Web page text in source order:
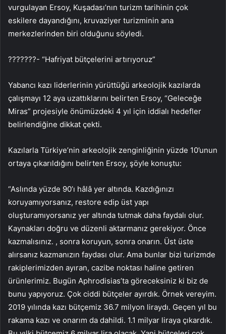
vurgulayan Ersoy, Kuşadası’nın turizm tarihinin çok
eskilere dayandığını, kruvaziyer turizminin ana
merkezlerinden biri olduğunu söyledi.
???????- “Hafriyat bütçelerini artırıyoruz”
Yabancı kazı liderlerinin yürüttüğü arkeolojik kazılarda
çalışmayı 12 aya uzattıklarını belirten Ersoy, “Geleceğe
Miras” projesiyle önümüzdeki 4 yıl için iddialı hedefler
belirlendiğine dikkat çekti.
Kazılarla Türkiye’nin arkeolojik zenginliğinin yüzde 10’unun
ortaya çıkarıldığını belirten Ersoy, şöyle konuştu:
“Aslında yüzde 90’ı hâlâ yer altında. Kazdığınızı
koruyamıyorsanız, restore edip üst yapı
oluşturamıyorsanız yer altında tutmak daha faydalı olur.
Kaynakları doğru ve düzenli aktarmanız gerekiyor. Önce
kazmalısınız. , sonra koruyun, sonra onarın. Üst üste
alırsanız kazmanızın faydası olur. Ama bunlar bizi turizmde
rakiplerimizden ayıran, cazibe noktası haline getiren
ürünlerimiz. Bugün Aphrodisias’ta göreceksiniz ki biz de
bunu yapıyoruz. Çok ciddi bütçeler ayırdık. Örnek vereyim.
2019 yılında kazı bütçemiz 36.7 milyon liraydı. Geçen yıl bu
rakama kazı ve onarım da dahildi. 1.1 milyar liraya çıkardık.